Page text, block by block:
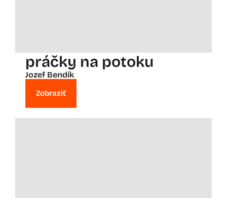
práčky na potoku
Jozef Bendík
Zobraziť